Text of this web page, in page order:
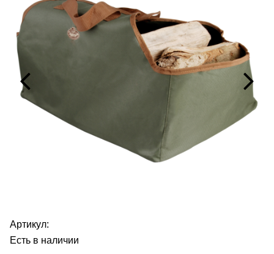
Артикул:
Есть в наличии